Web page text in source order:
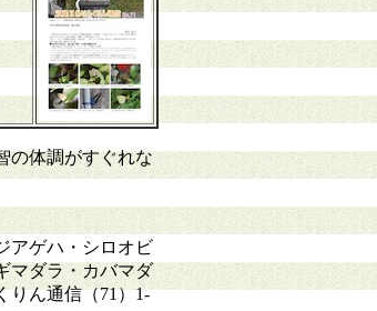
の体調がすぐれな
アゲハ・シロオビ
マダラ・カバマダ
りん通信（71）1-